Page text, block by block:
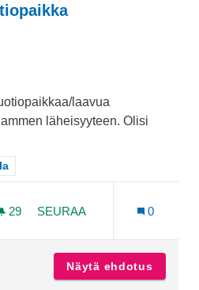
laavua
läheisyyteen. Olisi
mukaan: Runosmäki-Raunistula
29 29 SEURAAJAA
SEURAA
0
Näytä ehdotus